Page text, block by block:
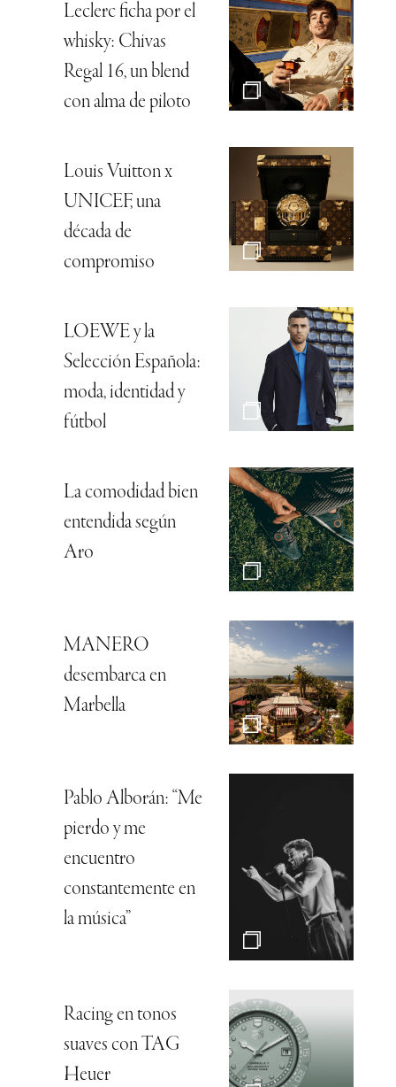
Leclerc ficha por el
whisky: Chivas
Regal 16, un blend
con alma de piloto
Louis Vuitton x
UNICEF, una
década de
compromiso
LOEWE y la
Selección Española:
moda, identidad y
fútbol
La comodidad bien
entendida según
Aro
MANERO
desembarca en
Marbella
Pablo Alborán: “Me
pierdo y me
encuentro
constantemente en
la música”
Racing en tonos
suaves con TAG
Heuer